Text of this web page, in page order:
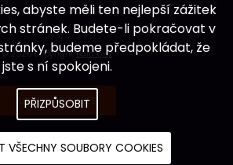
© 2026 copyrightBaltrio.cz
UPRAVIT COOKIES
abyste měli ten nejlepší zážitek
stránek. Budete-li pokračovat v
budeme předpokládat, že
jste s ní spokojeni.
PŘIZPŮSOBIT
VŠECHNY SOUBORY COOKIES